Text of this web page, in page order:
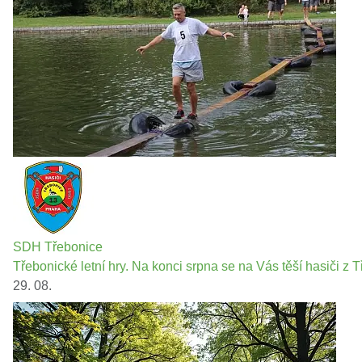
SDH Třebonice
Třebonické letní hry. Na konci srpna se na Vás těší hasiči z
29. 08.